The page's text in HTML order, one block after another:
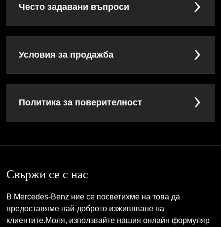
Често задавани въпроси
Условия за продажба
Политика за поверителност
Свържи се с нас
В Mercedes-Benz ние се посветихме на това да
предоставяме най-доброто изживяване на
клиентите.Моля, използвайте нашия онлайн формуляр